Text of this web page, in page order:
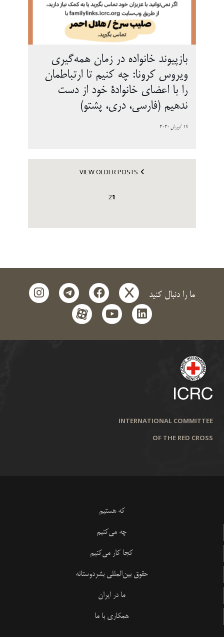
بازپیوند خانواده در زمان همه‌گیری
ویروس کرونا: چه کنیم تا ارتباطمان
را با اعضای خانوادۀ خود از دست
ندهیم (فارسی، دری، پشتو)
19 آوریل 2020
VIEW OLDER POSTS
1
2
ما را دنبال کنید x
facebook
telegram
instagram
linkedin
youtube
aparat
INTERNATIONAL COMMITTEE
OF THE RED CROSS
که هستیم
چه می‌کنیم
کجا کار می‌کنیم
حقوق بین‌المللی بشردوستانه
ما در ایران
همکاری با ما